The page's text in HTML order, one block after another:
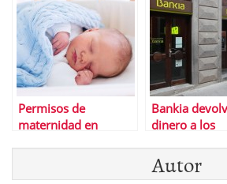
Permisos de
maternidad en
Bankia
dinero a los
inversionistas
fracasada
Autor